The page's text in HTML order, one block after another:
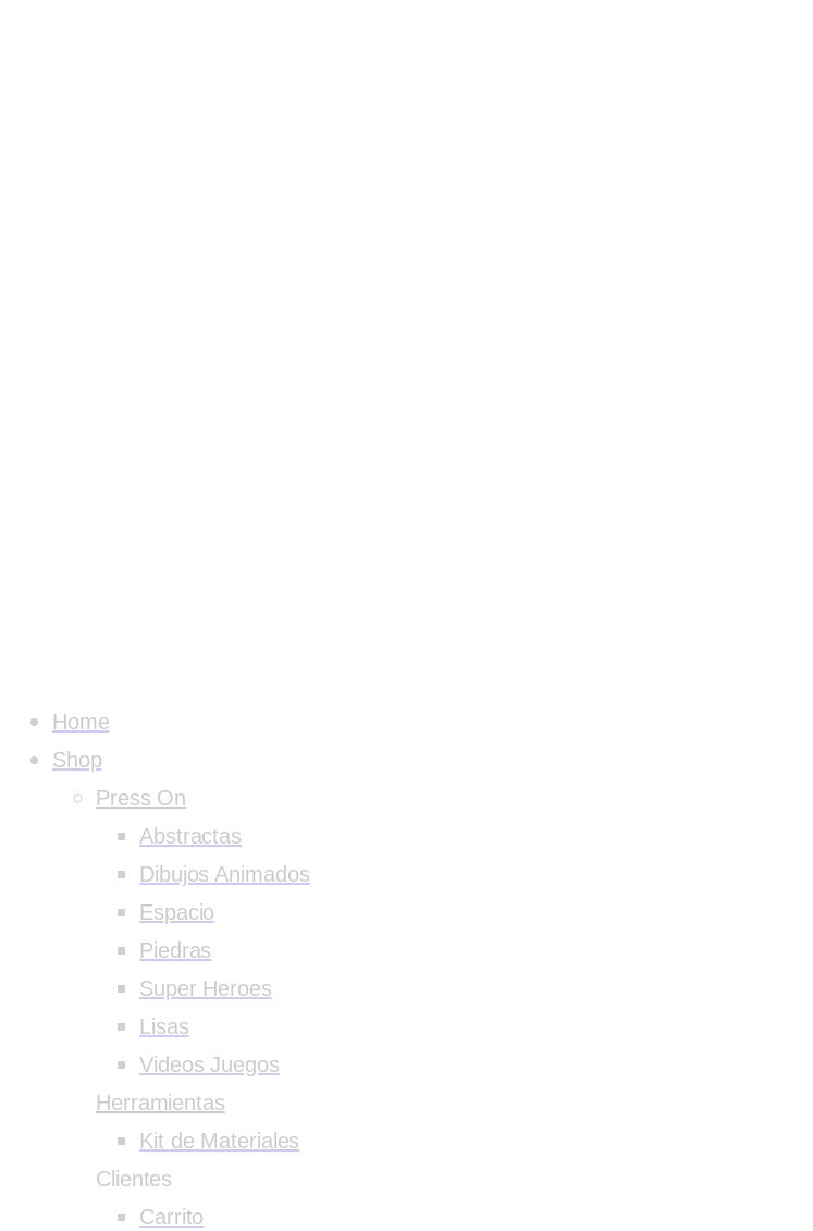
Home
Shop
Press On
Abstractas
Dibujos Animados
Espacio
Piedras
Super Heroes
Lisas
Videos Juegos
Herramientas
Kit de Materiales
Clientes
Carrito